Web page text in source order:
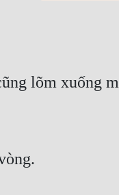
lõm xuống